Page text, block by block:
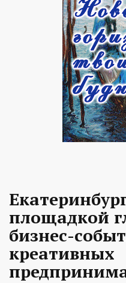
площадкой
бизнес-
креативных